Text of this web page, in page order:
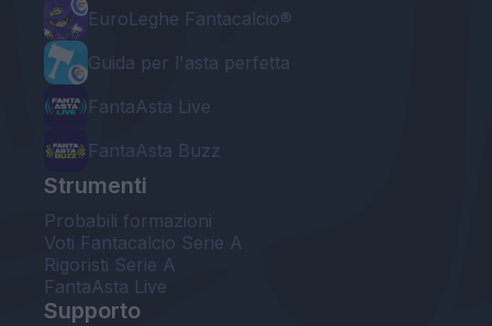
EuroLeghe Fantacalcio®
Guida per l'asta perfetta
FantaAsta Live
FantaAsta Buzz
Strumenti
Probabili formazioni
Voti Fantacalcio Serie A
Rigoristi Serie A
FantaAsta Live
Supporto